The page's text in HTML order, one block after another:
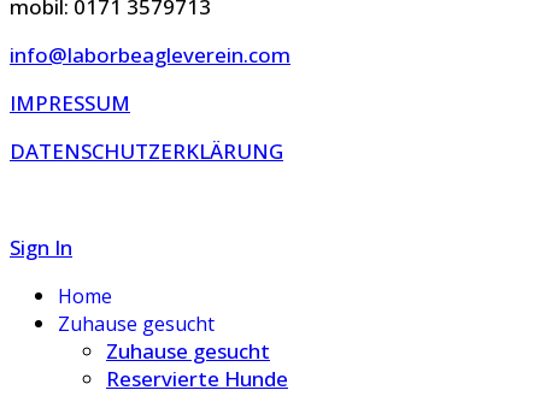
mobil: 0171 3579713
info@laborbeagleverein.com
IMPRESSUM
DATENSCHUTZERKLÄRUNG
Sign In
Home
Zuhause gesucht
Zuhause gesucht
Reservierte Hunde